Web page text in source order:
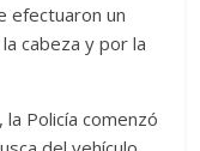
efectuaron un
cabeza y por la
Policía comenzó